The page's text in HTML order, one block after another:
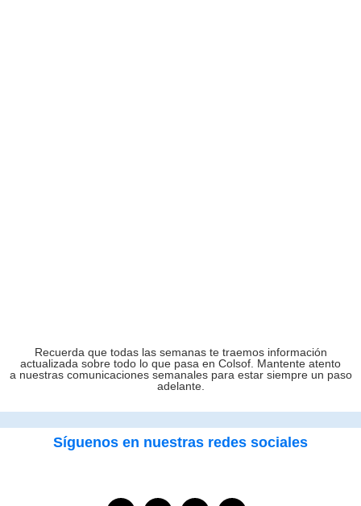
Recuerda que todas las semanas te traemos información
actualizada sobre todo lo que pasa en Colsof. Mantente atento
a nuestras comunicaciones semanales para estar siempre un paso
adelante.
Síguenos en nuestras redes sociales